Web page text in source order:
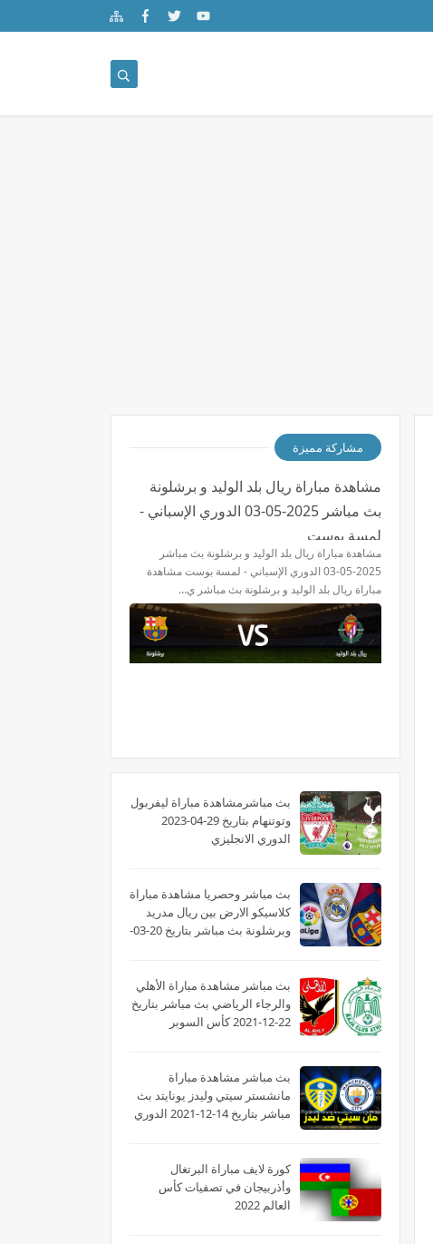
مشاركة مميزة
مشاهدة مباراة ريال بلد الوليد و برشلونة
بث مباشر 2025-05-03 الدوري الإسباني -
لمسة بوست
مشاهدة مباراة ريال بلد الوليد و برشلونة بث مباشر
2025-05-03 الدوري الإسباني - لمسة بوست مشاهدة
مباراة ريال بلد الوليد و برشلونة بث مباشر ي…
بث مباشرمشاهدة مباراة ليفربول
وتوتنهام بتاريخ 29-04-2023
الدوري الانجليزي
بث مباشر وحصريا مشاهدة مباراة
كلاسيكو الارض بين ريال مدريد
وبرشلونة بث مباشر بتاريخ 20-03-
بث مباشر مشاهدة مباراة الأهلي
والرجاء الرياضي بث مباشر بتاريخ
22-12-2021 كأس السوبر
بث مباشر مشاهدة مباراة
مانشستر سيتي وليدز يونايتد بث
مباشر بتاريخ 14-12-2021 الدوري
كورة لايف مباراة البرتغال
وأذربيجان في تصفيات كأس
العالم 2022